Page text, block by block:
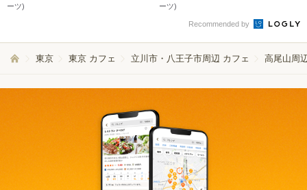
ーツ)
ーツ)
Recommended by
東京 東京 カフェ 立川市・八王子市周辺 カフェ 高尾山周